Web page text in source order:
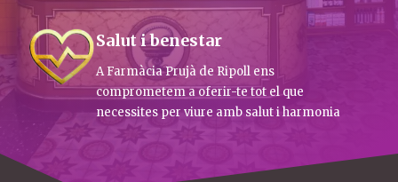
Salut i benestar
A Farmàcia Prujà de Ripoll ens
comprometem a oferir-te tot el que
necessites per viure amb salut i harmonia